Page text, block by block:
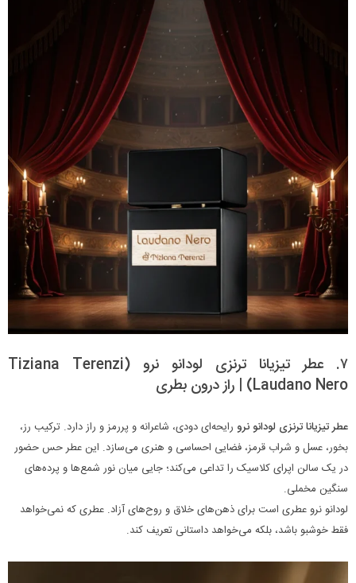
۷. عطر تیزیانا ترنزی لودانو نرو (Tiziana Terenzi
Laudano Nero) | راز درون بطری
عطر تیزیانا ترنزی لودانو نرو رایحه‌ای دودی، شاعرانه و پررمز و راز دارد. ترکیب رز،
بخور، عسل و شراب قرمز، فضایی احساسی و هنری می‌سازد. این عطر حس حضور
در یک سالن اپرای کلاسیک را تداعی می‌کند؛ جایی میان نور شمع‌ها و پرده‌های
سنگین مخملی.
لودانو نرو عطری است برای ذهن‌های خلاق و روح‌های آزاد. عطری که نمی‌خواهد
فقط خوشبو باشد، بلکه می‌خواهد داستانی تعریف کند.